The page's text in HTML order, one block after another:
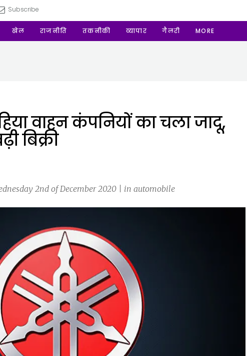
Subscribe
खेल राजनीति तकनीकी व्यापार गैलरी MORE
वाहन कंपनियों का चला जादू,
बिक्री
2nd of December 2020 | in automobile